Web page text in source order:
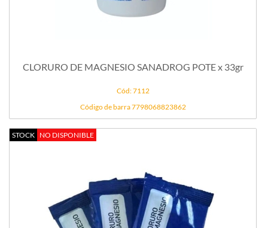
CLORURO DE MAGNESIO SANADROG POTE x 33gr
Cód: 7112
Código de barra 7798068823862
STOCK NO DISPONIBLE